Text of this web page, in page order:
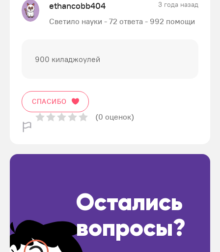
ethancobb404 3 года назад
Светило науки - 72 ответа - 992 помощи
900 киладжоулей
СПАСИБО
(0 оценок)
Остались
вопросы?